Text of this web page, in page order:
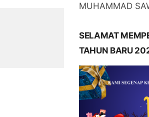
MUHAMMAD
SELAMAT
TAHUN BARU